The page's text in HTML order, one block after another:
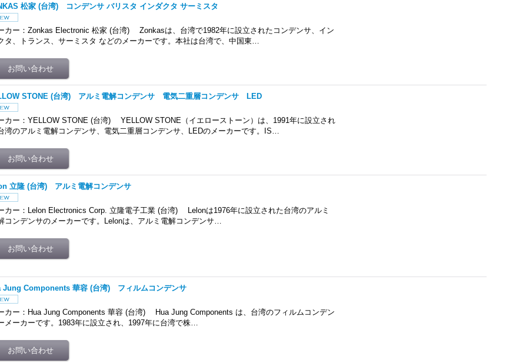
松家 (台湾) コンデンサ バリスタ インダクタ サーミスタ
カー：Zonkas Electronic 松家 (台湾) Zonkasは、台湾で1982年に設立されたコンデンサ、イン
タ、トランス、サーミスタ などのメーカーです。本社は台湾で、中国東…
STONE (台湾) アルミ電解コンデンサ 電気二重層コンデンサ LED
カー：YELLOW STONE (台湾) YELLOW STONE（イエローストーン）は、1991年に設立され
湾のアルミ電解コンデンサ、電気二重層コンデンサ、LEDのメーカーです。IS…
立隆 (台湾) アルミ電解コンデンサ
カー：Lelon Electronics Corp. 立隆電子工業 (台湾) Lelonは1976年に設立された台湾のアルミ
コンデンサのメーカーです。Lelonは、アルミ電解コンデンサ…
Jung Components 華容 (台湾) フィルムコンデンサ
カー：Hua Jung Components 華容 (台湾) Hua Jung Components は、台湾のフィルムコンデン
メーカーです。1983年に設立され、1997年に台湾で株…